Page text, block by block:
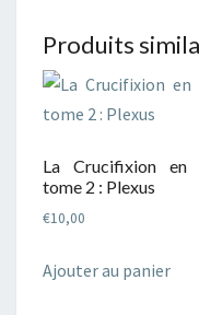
Produits
La Crucifixion en
tome 2 : Plexus
€10,00
Ajouter au panier